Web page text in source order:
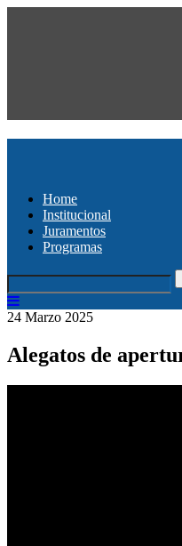
Home
Institucional
Juramentos
Programas
24 Marzo 2025
Alegatos de